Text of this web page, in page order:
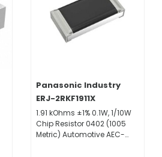
Panasonic Industry
ERJ-2RKF1911X
1.91 kOhms ±1% 0.1W, 1/10W
Chip Resistor 0402 (1005
Metric) Automotive AEC-